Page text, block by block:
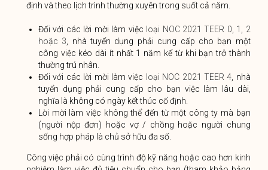
định và theo lịch trình thường xuyên trong suốt cả năm.
Đối với các lời mời làm việc loại NOC 2021 TEER 0, 1, 2
hoặc 3 , nhà tuyển dụng phải cung cấp cho bạn một
công việc kéo dài ít nhất 1 năm kể từ khi bạn trở thành
thường trú nhân.
Đối với các lời mời làm việc
loại NOC 2021 TEER 4 , nhà
tuyển dụng phải cung cấp cho bạn việc làm lâu dài,
nghĩa là không có ngày kết thúc cố định.
Lời mời làm việc không thể đến từ một công ty mà bạn
(người nộp đơn) hoặc vợ / chồng hoặc người chung
sống hợp pháp là chủ sở hữu đa số.
Công việc phải có cùng trình độ kỹ năng hoặc cao hơn kinh